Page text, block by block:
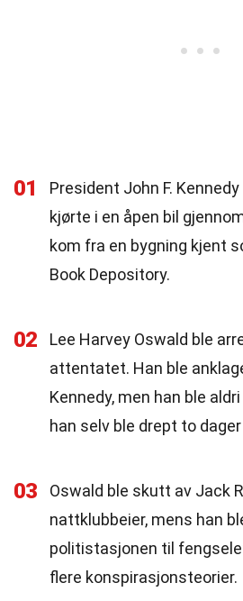
01
President John F.
kjørte i en åpen bil
kom fra en bygning kjent
Book Depository.
02
Lee Harvey Oswald ble
attentatet. Han ble
Kennedy, men han ble
han selv ble drept to
03
Oswald ble skutt av Jack
nattklubbeier, mens han
politistasjonen til
flere konspirasjonsteorier.